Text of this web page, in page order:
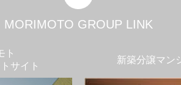
MORIMOTO GROUP LINK
ト
サイト
新築分譲マン